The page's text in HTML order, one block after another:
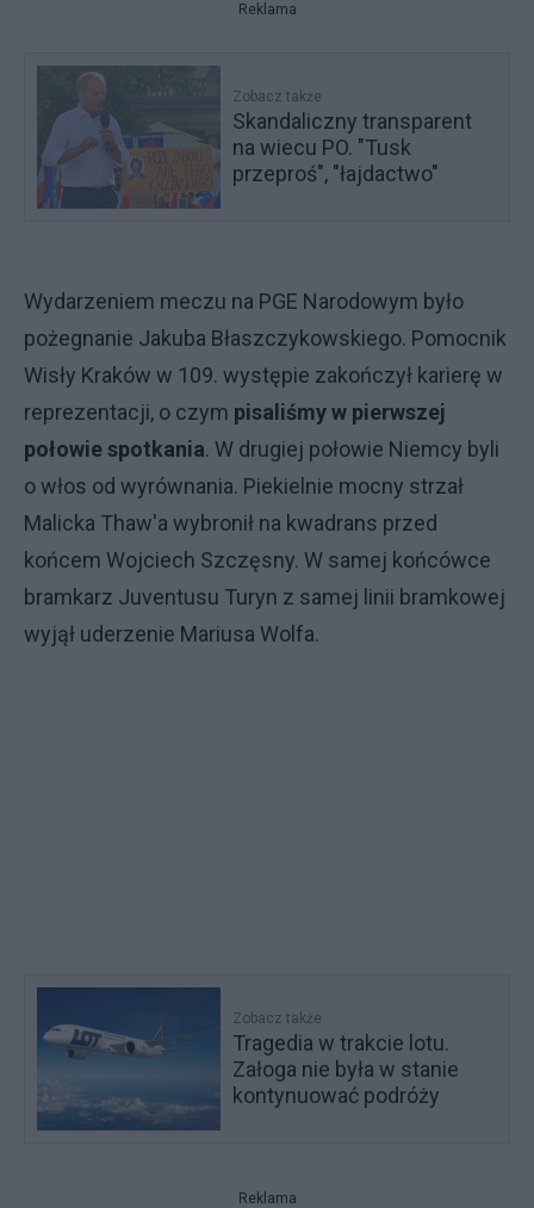
Reklama
Zobacz także
Skandaliczny transparent
na wiecu PO. "Tusk
przeproś", "łajdactwo"
Wydarzeniem meczu na PGE Narodowym było
pożegnanie Jakuba Błaszczykowskiego. Pomocnik
Wisły Kraków w 109. występie zakończył karierę w
reprezentacji, o czym pisaliśmy w pierwszej
połowie spotkania. W drugiej połowie Niemcy byli
o włos od wyrównania. Piekielnie mocny strzał
Malicka Thaw'a wybronił na kwadrans przed
końcem Wojciech Szczęsny. W samej końcówce
bramkarz Juventusu Turyn z samej linii bramkowej
wyjął uderzenie Mariusa Wolfa.
Zobacz także
Tragedia w trakcie lotu.
Załoga nie była w stanie
kontynuować podróży
Reklama